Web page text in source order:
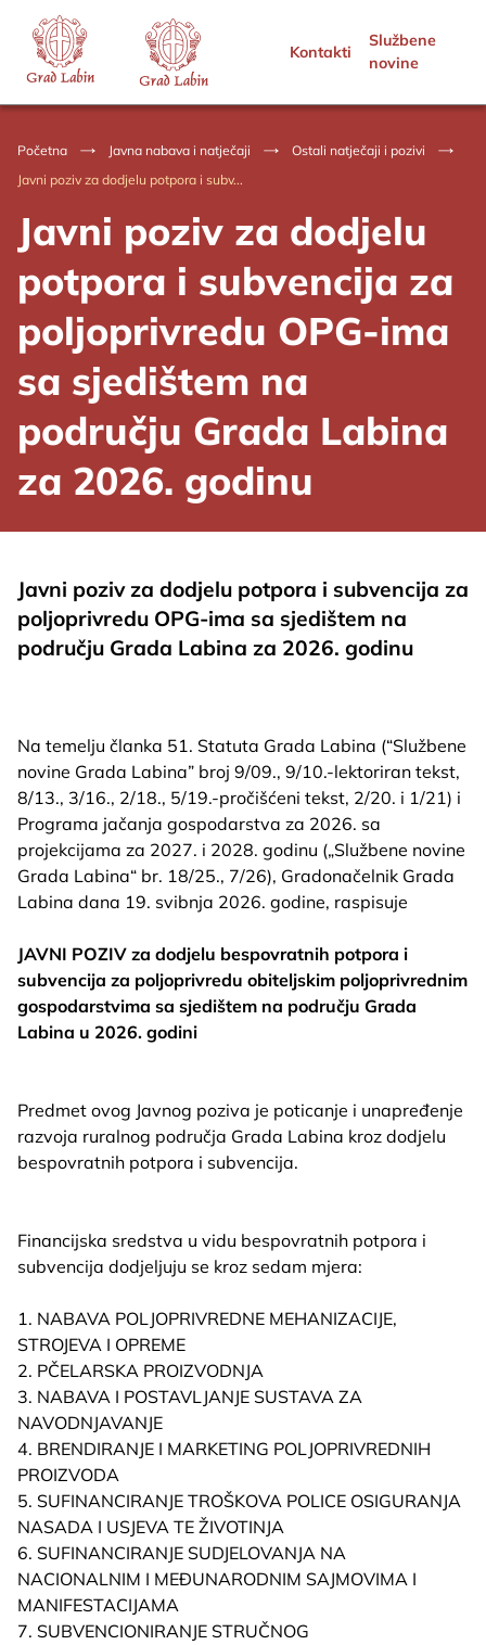
Kontakti
Službene
novine
Početna Javna nabava i natječaji
Ostali natječaji i pozivi
Javni poziv za dodjelu potpora i subv...
Javni poziv za dodjelu
potpora i subvencija za
poljoprivredu OPG-ima
sa sjedištem na
području Grada Labina
za 2026. godinu
Javni poziv za dodjelu potpora i subvencija za
poljoprivredu OPG-ima sa sjedištem na
području Grada Labina za 2026. godinu
Na temelju članka 51. Statuta Grada Labina (“Službene
novine Grada Labina” broj 9/09., 9/10.-lektoriran tekst,
8/13., 3/16., 2/18., 5/19.-pročišćeni tekst, 2/20. i 1/21) i
Programa jačanja gospodarstva za 2026. sa
projekcijama za 2027. i 2028. godinu („Službene novine
Grada Labina“ br. 18/25., 7/26), Gradonačelnik Grada
Labina dana 19. svibnja 2026. godine, raspisuje
JAVNI POZIV za dodjelu bespovratnih potpora i
subvencija za poljoprivredu obiteljskim poljoprivrednim
gospodarstvima sa sjedištem na području Grada
Labina u 2026. godini
Predmet ovog Javnog poziva je poticanje i unapređenje
razvoja ruralnog područja Grada Labina kroz dodjelu
bespovratnih potpora i subvencija.
Financijska sredstva u vidu bespovratnih potpora i
subvencija dodjeljuju se kroz sedam mjera:
1. NABAVA POLJOPRIVREDNE MEHANIZACIJE,
STROJEVA I OPREME
2. PČELARSKA PROIZVODNJA
3. NABAVA I POSTAVLJANJE SUSTAVA ZA
NAVODNJAVANJE
4. BRENDIRANJE I MARKETING POLJOPRIVREDNIH
PROIZVODA
5. SUFINANCIRANJE TROŠKOVA POLICE OSIGURANJA
NASADA I USJEVA TE ŽIVOTINJA
6. SUFINANCIRANJE SUDJELOVANJA NA
NACIONALNIM I MEĐUNARODNIM SAJMOVIMA I
MANIFESTACIJAMA
7. SUBVENCIONIRANJE STRUČNOG